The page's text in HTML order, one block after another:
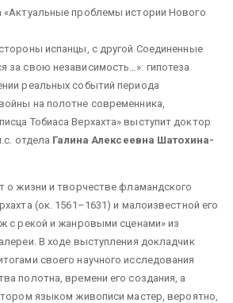
«Актуальные проблемы истории Нового
испанцы, с другой Соединенные
за свою независимость…»: гипотеза
реальных событий периода
на полотне современника,
Тобиаса Верхахта» выступит доктор
отдела Галина Алексеевна Шатохина-
о жизни и творчестве фламандского
(ок. 1561–1631) и малоизвестной его
с рекой и жанровыми сценами» из
В ходе выступления докладчик
своего научного исследования
полотна, времени его создания, а
языком живописи мастер, вероятно,